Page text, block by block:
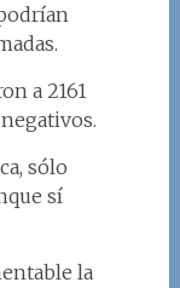
a 2161
sólo
sí
la